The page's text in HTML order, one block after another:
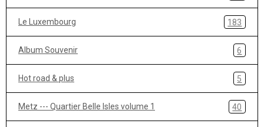
Le Luxembourg 183
Album Souvenir 6
Hot road & plus 5
Metz --- Quartier Belle Isles volume 1 40